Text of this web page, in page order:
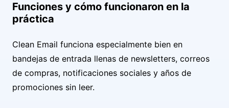
Funciones y cómo funcionaron en la
práctica
Clean Email funciona especialmente bien en
bandejas de entrada llenas de newsletters, correos
de compras, notificaciones sociales y años de
promociones sin leer.